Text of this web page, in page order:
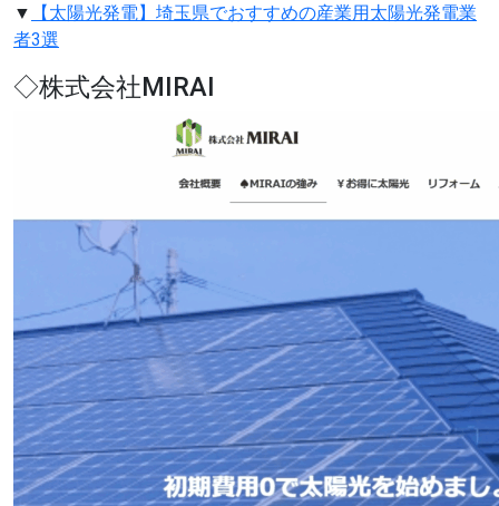
▼
【太陽光発電】埼玉県でおすすめの産業用太陽光発電業
者3選
◇株式会社MIRAI